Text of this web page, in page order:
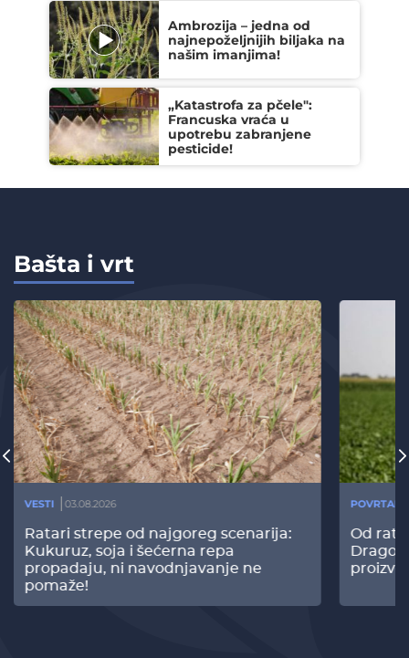
Ambrozija – jedna od
najnepoželjnijih biljaka na
našim imanjima!
„Katastrofa za pčele":
Francuska vraća u
upotrebu zabranjene
pesticide!
Bašta i vrt
VESTI 03.08.2026
Ratari strepe od najgoreg scenarija:
Kukuruz, soja i šećerna repa
propadaju, ni navodnjavanje ne
pomaže!
Od